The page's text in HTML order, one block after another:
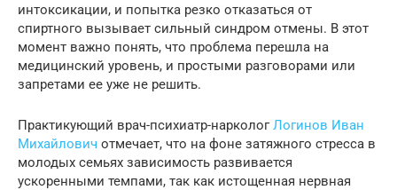
интоксикации, и попытка резко отказаться от
спиртного вызывает сильный синдром отмены. В этот
момент важно понять, что проблема перешла на
медицинский уровень, и простыми разговорами или
запретами ее уже не решить.
Практикующий врач-психиатр-наркологЛогинов Иван
Михайлович отмечает, что на фоне затяжного стресса в
молодых семьях зависимость развивается
ускоренными темпами, так как истощенная нервная